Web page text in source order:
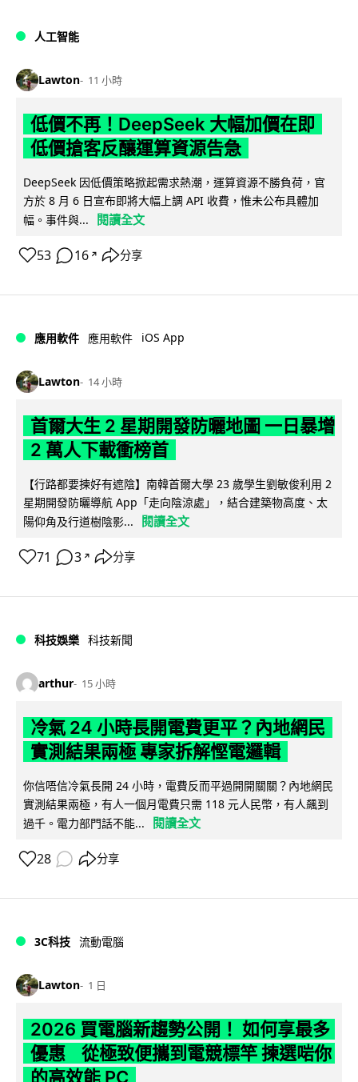
人工智能
Lawton 11 小時
低價不再！DeepSeek 大幅加價在即
低價搶客反釀運算資源告急
DeepSeek 因低價策略掀起需求熱潮，運算資源不勝負荷，官
方於 8 月 6 日宣布即將大幅上調 API 收費，惟未公布具體加
幅。事件與...
閱讀全文
53 16 ↗ 分享
應用軟件 應用軟件 iOS App
Lawton 14 小時
首爾大生 2 星期開發防曬地圖 一日暴增
2 萬人下載衝榜首
【行路都要揀好有遮陰】南韓首爾大學 23 歲學生劉敏俊利用 2
星期開發防曬導航 App「走向陰涼處」，結合建築物高度、太
陽仰角及行道樹陰影...
閱讀全文
71 3 ↗ 分享
科技娛樂 科技新聞
arthur 15 小時
冷氣 24 小時長開電費更平？內地網民
實測結果兩極 專家拆解慳電邏輯
你信唔信冷氣長開 24 小時，電費反而平過開開關關？內地網民
實測結果兩極，有人一個月電費只需 118 元人民幣，有人飆到
過千。電力部門話不能...
閱讀全文
28 分享
3C科技 流動電腦
Lawton 1 日
2026 買電腦新趨勢公開！ 如何享最多
優惠 從極致便攜到電競標竿 揀選啱你
的高效能 PC